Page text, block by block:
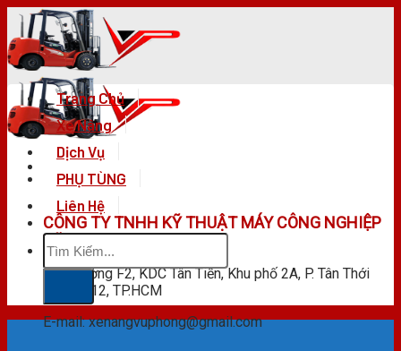
Skip
content
CÔNG TY TNHH KỸ THUẬT MÁY CÔNG NGHIỆP
VŨ PHONG
F28 Đường F2, KDC Tân Tiến, Khu phố 2A, P. Tân Thới
Hiệp, Q.12, TP.HCM
E-mail: xenangvuphong@gmail.com
Trang Chủ
Xe Nâng
Dịch Vụ
PHỤ TÙNG
Liên Hệ
Tìm
kiếm: